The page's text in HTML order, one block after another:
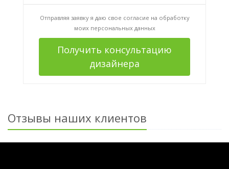
Отправляя заявку я даю свое согласие на обработку
моих персональных данных
Получить консультацию
дизайнера
Отзывы наших клиентов